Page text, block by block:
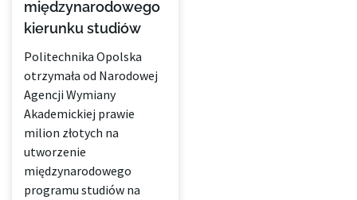
międzynarodowego
kierunku studiów
Politechnika Opolska
otrzymała od Narodowej
Agencji Wymiany
Akademickiej prawie
milion złotych na
utworzenie
międzynarodowego
programu studiów na